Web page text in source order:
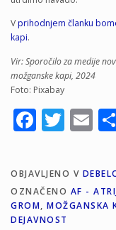
Vprihodnjem članku
kapi.
Vir: Sporočilo za medije
možganske kapi, 2024
Foto: Pixabay
OBJAVLJENO V
OZNAČENO AF -
GROM, MOŽGANSKA
DEJAVNOST